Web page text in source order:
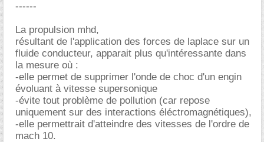
------
La propulsion mhd,
résultant de l'application des forces de laplace sur un
fluide conducteur, apparait plus qu'intéressante dans
la mesure où :
-elle permet de supprimer l'onde de choc d'un engin
évoluant à vitesse supersonique
-évite tout problème de pollution (car repose
uniquement sur des interactions éléctromagnétiques),
-elle permettrait d'atteindre des vitesses de l'ordre de
mach 10.